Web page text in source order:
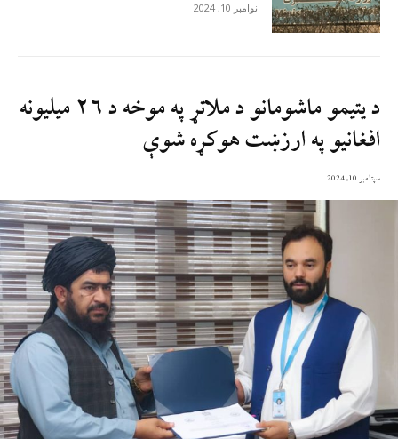
نوامبر 10, 2024
د يتيمو ماشومانو د ملاتړ په موخه د ۲۶ ميليونه
افغانیو په ارزښت هوکړه‌ شوې
سپتامبر 10, 2024